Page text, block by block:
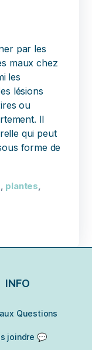
par les
maux chez
les
lésions
ou
Il
qui peut
forme de
plantes
INFO
Questions
joindre 💬